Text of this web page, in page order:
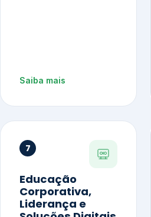
Saiba mais
7
Educação
Corporativa,
Liderança e